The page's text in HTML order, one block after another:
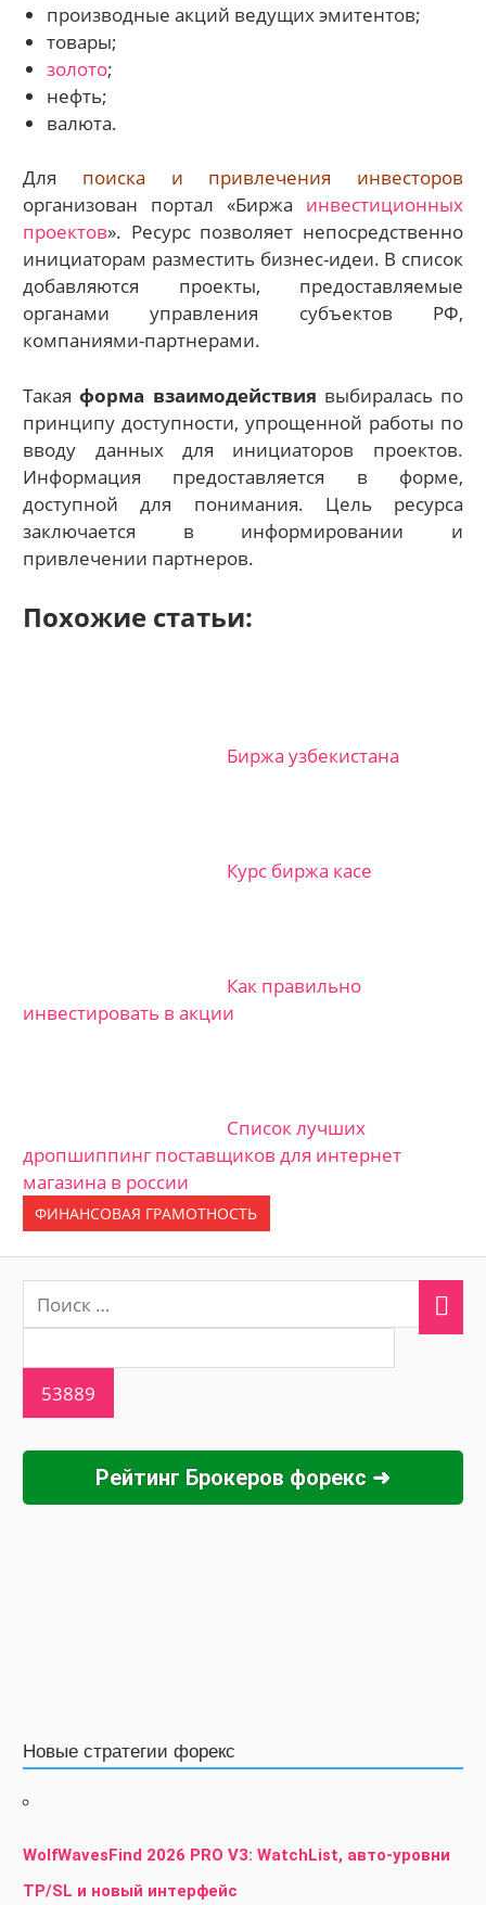
производные акций ведущих эмитентов;
товары;
золото;
нефть;
валюта.
Для поиска и привлечения инвесторов
организован портал «Биржа инвестиционных
проектов». Ресурс позволяет непосредственно
инициаторам разместить бизнес-идеи. В список
добавляются проекты, предоставляемые
органами управления субъектов РФ,
компаниями-партнерами.
Такаяформа взаимодействия выбиралась по
принципу доступности, упрощенной работы по
вводу данных для инициаторов проектов.
Информация предоставляется в форме,
доступной для понимания. Цель ресурса
заключается в информировании и
привлечении партнеров.
Похожие статьи:
Биржа узбекистана
Курс биржа касе
Как правильно
инвестировать в акции
Список лучших
дропшиппинг поставщиков для интернет
магазина в россии
ФИНАНСОВАЯ ГРАМОТНОСТЬ
Рейтинг Брокеров форекс ➜
Новые стратегии форекс
WolfWavesFind 2026 PRO V3: WatchList, авто-уровни
TP/SL и новый интерфейс